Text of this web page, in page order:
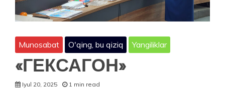
Munosabat O'qing, bu qiziq Yangiliklar
«ГЕКСАГОН»
Iyul 20, 2025 1 min read